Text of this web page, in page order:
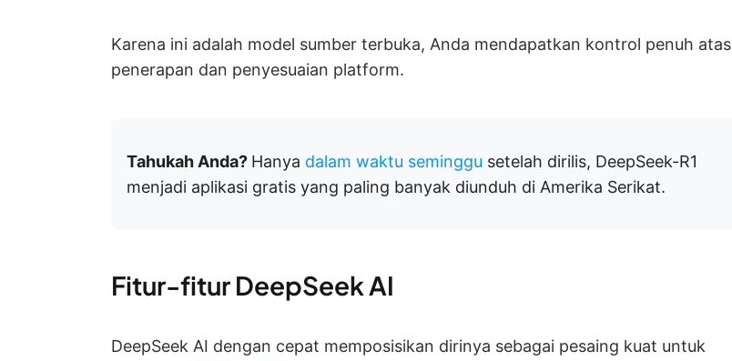
Karena ini adalah model sumber terbuka, Anda mendapatkan kontrol penuh atas
penerapan dan penyesuaian platform.
Tahukah Anda? Hanya dalam waktu seminggu setelah dirilis, DeepSeek-R1
menjadi aplikasi gratis yang paling banyak diunduh di Amerika Serikat.
Fitur-fitur DeepSeek AI
DeepSeek AI dengan cepat memposisikan dirinya sebagai pesaing kuat untuk